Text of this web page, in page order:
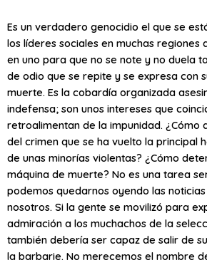
Es un verdadero genocidio el que se
los líderes sociales en muchas regiones
en uno para que no se note y no duela
de odio que se repite y se expresa con
muerte. Es la cobardía organizada
indefensa; son unos intereses que
retroalimentan de la impunidad. ¿Cómo
del crimen que se ha vuelto la principal
de unas minorías violentas? ¿Cómo
máquina de muerte? No es una tarea
podemos quedarnos oyendo las
nosotros. Si la gente se movilizó para
admiración a los muchachos de la
también debería ser capaz de salir de
la barbarie. No merecemos el nombre